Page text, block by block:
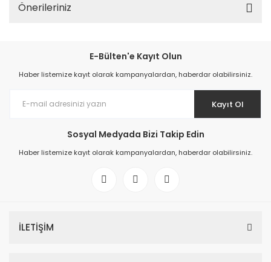
Önerileriniz
E-Bülten'e Kayıt Olun
Haber listemize kayıt olarak kampanyalardan, haberdar olabilirsiniz.
Kayıt Ol
Sosyal Medyada Bizi Takip Edin
Haber listemize kayıt olarak kampanyalardan, haberdar olabilirsiniz.
İLETİŞİM